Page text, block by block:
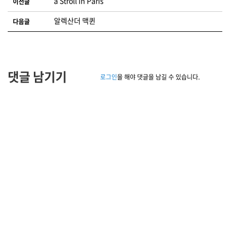
다음글 알렉산더 맥퀸
댓글 남기기 로그인을 해야 댓글을 남길 수 있습니다.